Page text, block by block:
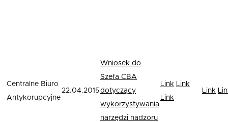
Centralne Biuro
Antykorupcyjne
22.04.2015
Wniosek do
Szefa CBA
dotyczący
wykorzystywania
narzędzi nadzoru
Link Link
Link
Link